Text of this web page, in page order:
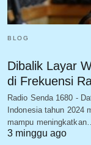
BLOG
Dibalik Layar
di Frekuensi
Radio Senda 1680 -
Indonesia tahun 2024
mampu meningkatkan…
3 minggu ago